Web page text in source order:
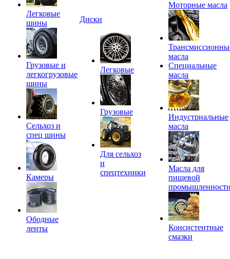
Легковые
шины
Грузовые и
легкогрузовые
шины
Сельхоз и
спец шины
Камеры
Ободные
ленты
Диски
Легковые
Грузовые
Для сельхоз
и
спецтехники
Моторные масла
масла
Специальные
масла
Индустриальные
масла
Масла для
пищевой
Консистентные
смазки